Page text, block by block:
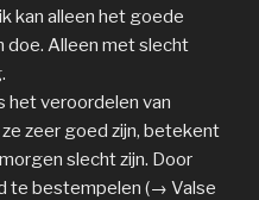
kan alleen het goede
doe. Alleen met slecht
het veroordelen van
zeer goed zijn, betekent
slecht zijn. Door
te bestempelen (→ Valse